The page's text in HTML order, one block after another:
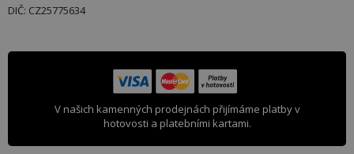
DIČ: CZ25775634
V našich kamenných prodejnách přijímáme platby v
hotovosti a platebními kartami.